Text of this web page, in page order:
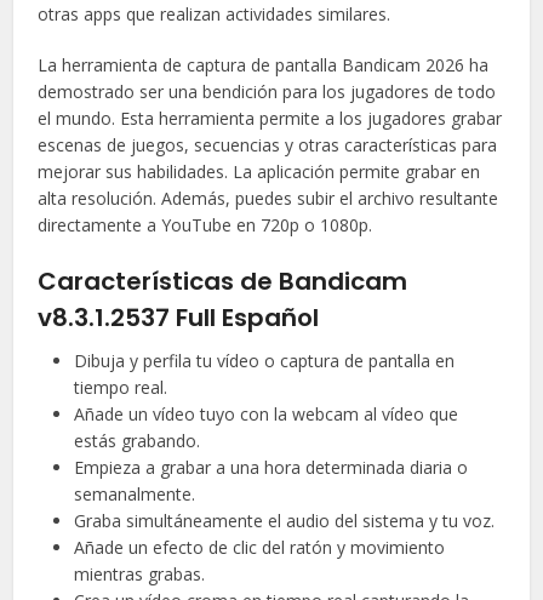
otras apps que realizan actividades similares.
La herramienta de captura de pantalla Bandicam 2026 ha
demostrado ser una bendición para los jugadores de todo
el mundo. Esta herramienta permite a los jugadores grabar
escenas de juegos, secuencias y otras características para
mejorar sus habilidades. La aplicación permite grabar en
alta resolución. Además, puedes subir el archivo resultante
directamente a YouTube en 720p o 1080p.
Características de Bandicam
v8.3.1.2537 Full Español
Dibuja y perfila tu vídeo o captura de pantalla en
tiempo real.
Añade un vídeo tuyo con la webcam al vídeo que
estás grabando.
Empieza a grabar a una hora determinada diaria o
semanalmente.
Graba simultáneamente el audio del sistema y tu voz.
Añade un efecto de clic del ratón y movimiento
mientras grabas.